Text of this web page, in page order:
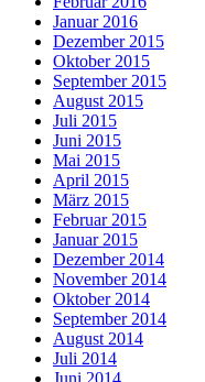
Januar 2016
Dezember 2015
Oktober 2015
September 2015
August 2015
Juli 2015
Juni 2015
Mai 2015
April 2015
März 2015
Februar 2015
Januar 2015
Dezember 2014
November 2014
Oktober 2014
September 2014
August 2014
Juli 2014